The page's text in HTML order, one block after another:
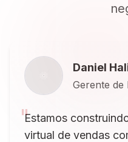
Daniel
Gerente de
"Estamos
virtual de vendas